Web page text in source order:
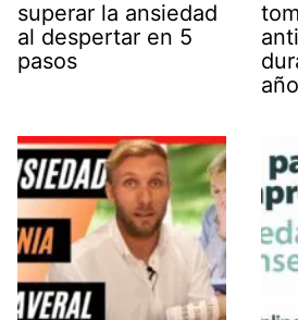
superar la ansiedad
al despertar en 5
pasos